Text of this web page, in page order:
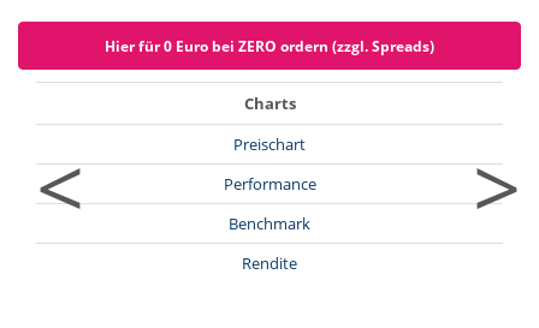
Hier für 0 Euro bei ZERO ordern (zzgl. Spreads)
<
Charts
Preischart
Performance
Benchmark
Rendite
>